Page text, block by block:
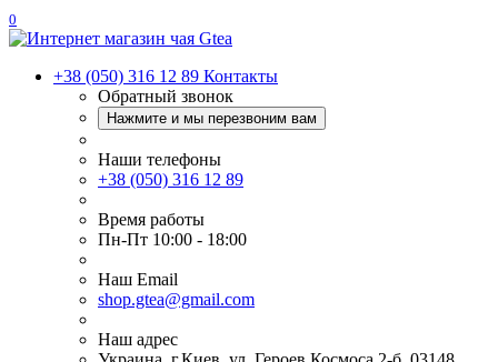
0
+38 (050) 316 12 89 Контакты
Обратный звонок
Нажмите и мы перезвоним вам
Наши телефоны
+38 (050) 316 12 89
Время работы
Пн-Пт 10:00 - 18:00
Наш Еmail
shop.gtea@gmail.com
Наш адрес